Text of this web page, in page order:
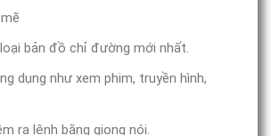
bản đồ chỉ đường mới nhất.
dụng như xem phim, truyền hình,
ra lệnh bằng giọng nói.